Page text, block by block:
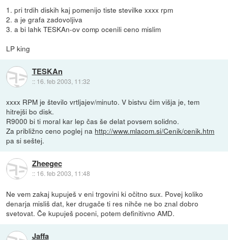
1. pri trdih diskih kaj pomenijo tiste stevilke xxxx rpm
2. a je grafa zadovoljiva
3. a bi lahk TESKAn-ov comp ocenili ceno mislim
LP king
TESKAn
:: 16. feb 2003, 11:32
xxxx RPM je število vrtljajev/minuto. V bistvu čim višja je, tem
hitrejši bo disk.
R9000 bi ti moral kar lep čas še delat povsem solidno.
Za približno ceno poglej na http://www.mlacom.si/Cenik/cenik.htm
pa si seštej.
Zheegec
:: 16. feb 2003, 11:48
Ne vem zakaj kupuješ v eni trgovini ki očitno sux. Povej koliko
denarja misliš dat, ker drugače ti res nihče ne bo znal dobro
svetovat. Če kupuješ poceni, potem definitivno AMD.
Jaffa